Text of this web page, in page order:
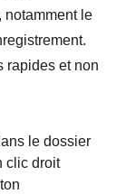
notamment le
rapides et non
le dossier
clic droit